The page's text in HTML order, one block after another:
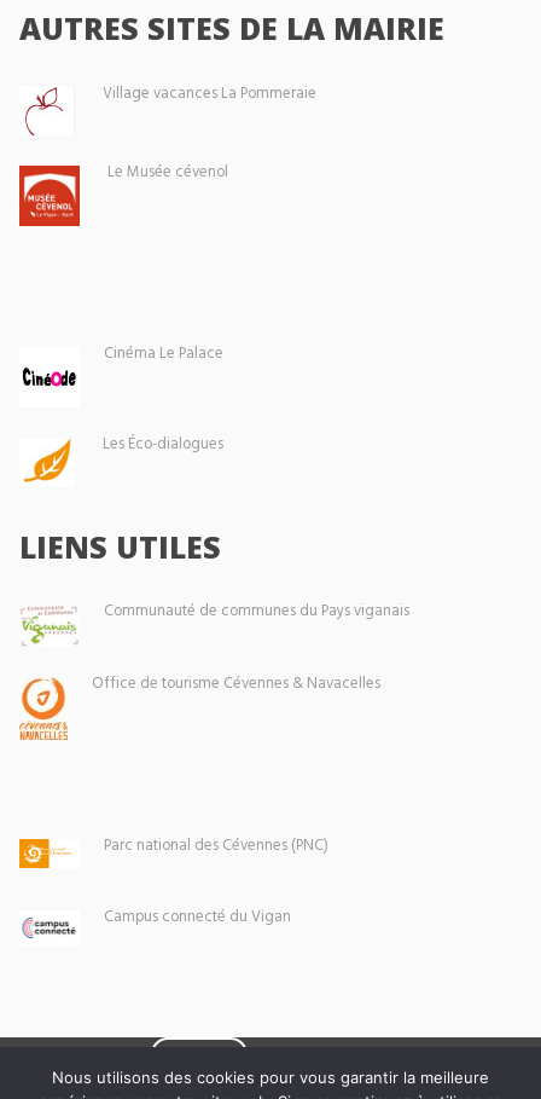
AUTRES SITES DE LA MAIRIE
Village vacances La Pommeraie
Le Musée cévenol
Cinéma Le Palace
Les Éco-dialogues
LIENS UTILES
Communauté de communes du Pays viganais
Office de tourisme Cévennes & Navacelles
Parc national des Cévennes (PNC)
Campus connecté du Vigan
Nous utilisons des cookies pour vous garantir la meilleure